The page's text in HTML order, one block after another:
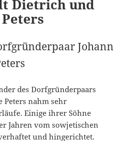
Dietrich und
Johann
des Dorfgründerpaars
Peters nahm sehr
Einige ihrer Söhne
Jahren vom sowjetischen
und hingerichtet.